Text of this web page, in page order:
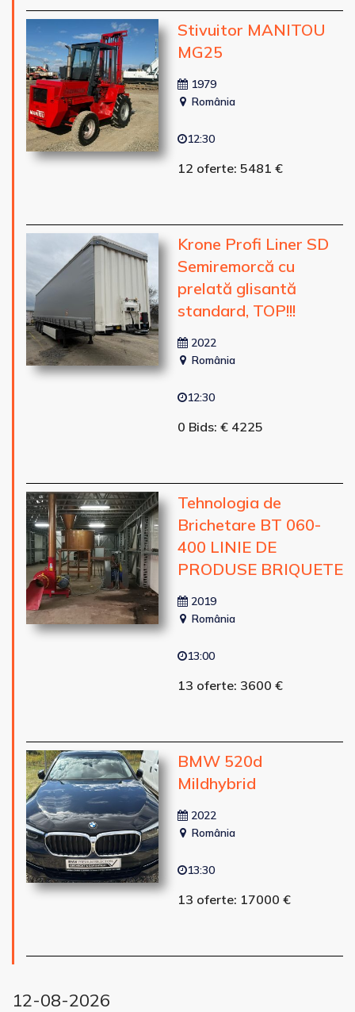
Stivuitor MANITOU
MG25
1979
România
12:30
12 oferte: 5481 €
Krone Profi Liner SD
Semiremorcă cu
prelată glisantă
standard, TOP!!!
2022
România
12:30
0 Bids: € 4225
Tehnologia de
Brichetare BT 060-
400 LINIE DE
PRODUSE BRIQUETE
2019
România
13:00
13 oferte: 3600 €
BMW 520d
Mildhybrid
2022
România
13:30
13 oferte: 17000 €
12-08-2026